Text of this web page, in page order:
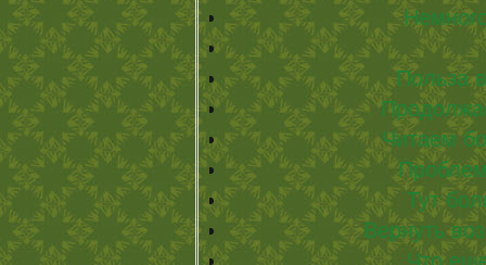
Польза
Читаем
Тут
Вернуть